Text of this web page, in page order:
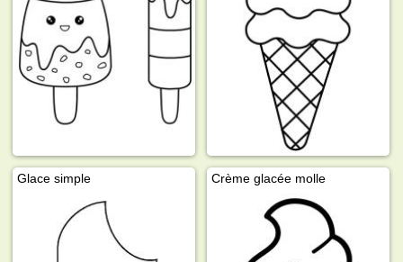
Glace simple Crème glacée molle